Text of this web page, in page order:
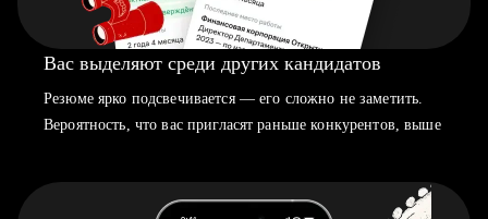
Вас выделяют среди других кандидатов
Резюме ярко подсвечивается — его сложно не заметить.
Вероятность, что вас пригласят раньше конкурентов, выше